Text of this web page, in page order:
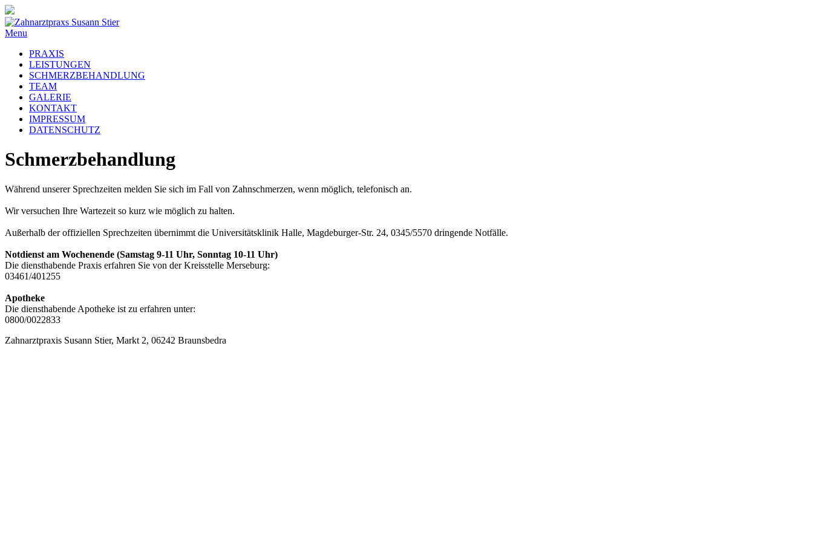
Menu
PRAXIS
LEISTUNGEN
SCHMERZBEHANDLUNG
TEAM
GALERIE
KONTAKT
IMPRESSUM
DATENSCHUTZ
Schmerzbehandlung
Während unserer Sprechzeiten melden Sie sich im Fall von Zahnschmerzen, wenn möglich, telefonisch an.
Wir versuchen Ihre Wartezeit so kurz wie möglich zu halten.
Außerhalb der offiziellen Sprechzeiten übernimmt die Universitätsklinik Halle, Magdeburger-Str. 24, 0345/5570 dringende Notfälle.
Notdienst am Wochenende (Samstag 9-11 Uhr, Sonntag 10-11 Uhr)
Die diensthabende Praxis erfahren Sie von der Kreisstelle Merseburg:
03461/401255
Apotheke
Die diensthabende Apotheke ist zu erfahren unter:
0800/0022833
Zahnarztpraxis Susann Stier, Markt 2, 06242 Braunsbedra